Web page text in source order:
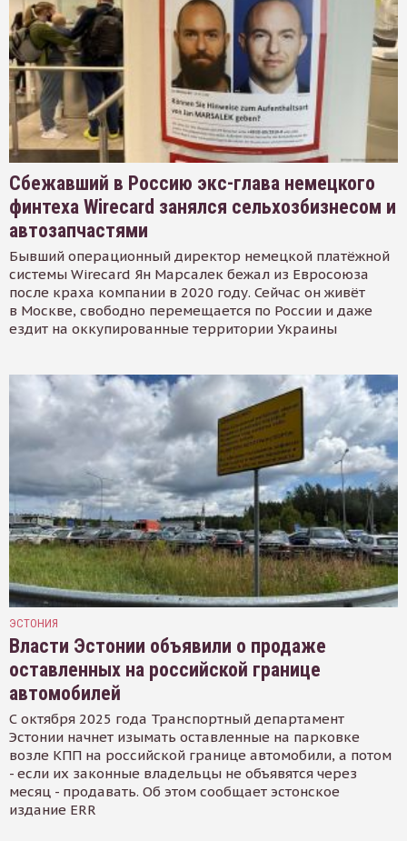
Сбежавший в Россию экс-глава немецкого
финтеха Wirecard занялся сельхозбизнесом и
автозапчастями
Бывший операционный директор немецкой платёжной
системы Wirecard Ян Марсалек бежал из Евросоюза
после краха компании в 2020 году. Сейчас он живёт
в Москве, свободно перемещается по России и даже
ездит на оккупированные территории Украины
ЭСТОНИЯ
Власти Эстонии объявили о продаже
оставленных на российской границе
автомобилей
С октября 2025 года Транспортный департамент
Эстонии начнет изымать оставленные на парковке
возле КПП на российской границе автомобили, а потом
- если их законные владельцы не объявятся через
месяц - продавать. Об этом сообщает эстонское
издание ERR